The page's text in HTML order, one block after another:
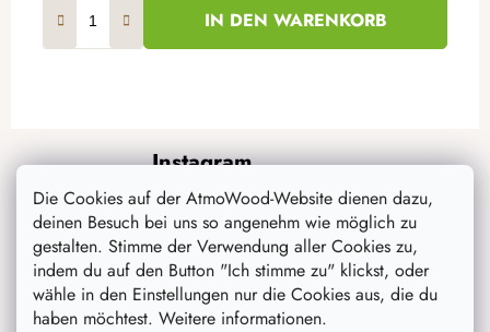
Die Cookies auf der AtmoWood-Website dienen dazu,
deinen Besuch bei uns so angenehm wie möglich zu
gestalten. Stimme der Verwendung aller Cookies zu,
indem du auf den Button "Ich stimme zu" klickst, oder
wähle in den Einstellungen nur die Cookies aus, die du
haben möchtest. Weitere informationen.
IN DEN WARENKORB
u Instagram